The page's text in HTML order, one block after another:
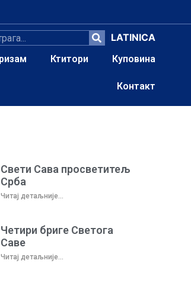
LATINICA
Ктитори Куповина
Контакт
Свети Сава просветитељ
Срба
Читај детаљније...
Четири бриге Светога
Саве
Читај детаљније...